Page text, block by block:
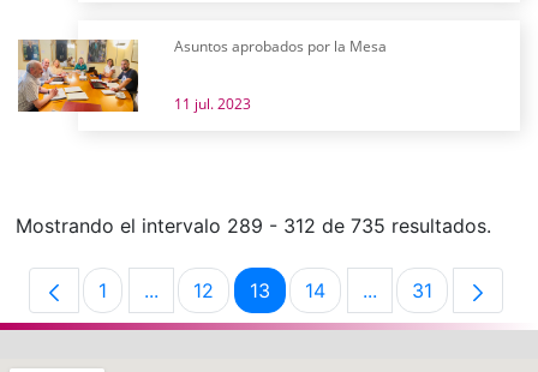
Asuntos aprobados por la Mesa
11 jul. 2023
Mostrando el intervalo 289 - 312 de 735 resultados.
Página
1 ...Páginas intermedias Use TAB para
Página
12 Página
13 Página
14 ...PáginasPágina
31